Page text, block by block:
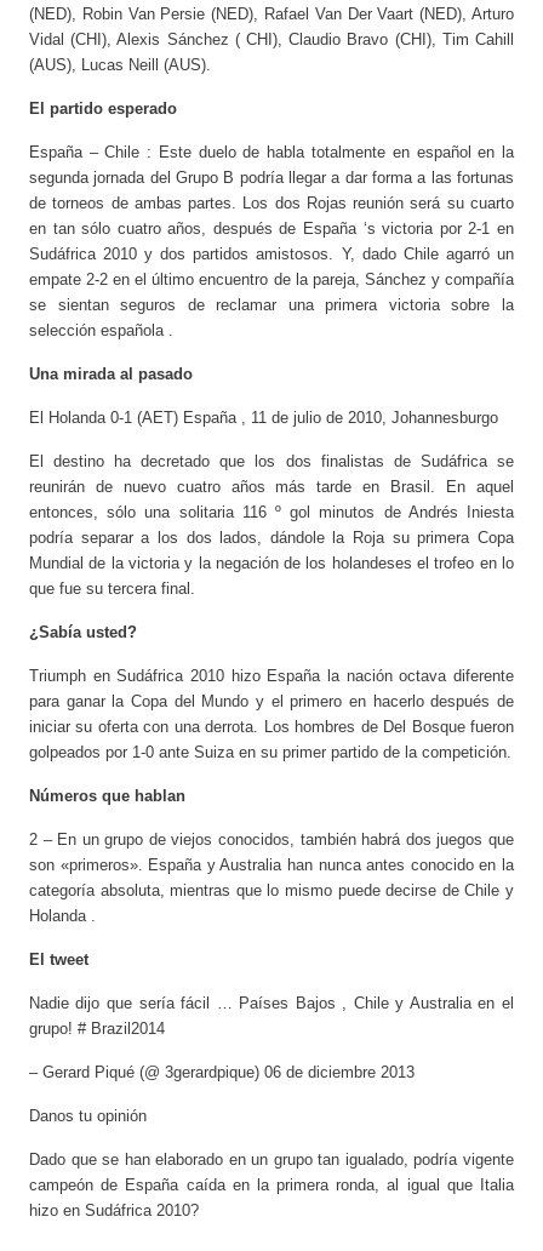
(NED), Robin Van Persie (NED), Rafael Van Der Vaart (NED), Arturo
Vidal (CHI), Alexis Sánchez ( CHI), Claudio Bravo (CHI), Tim Cahill
(AUS), Lucas Neill (AUS).
El partido esperado
España – Chile : Este duelo de habla totalmente en español en la
segunda jornada del Grupo B podría llegar a dar forma a las fortunas
de torneos de ambas partes. Los dos Rojas reunión será su cuarto
en tan sólo cuatro años, después de España ‘s victoria por 2-1 en
Sudáfrica 2010 y dos partidos amistosos. Y, dado Chile agarró un
empate 2-2 en el último encuentro de la pareja, Sánchez y compañía
se sientan seguros de reclamar una primera victoria sobre la
selección española .
Una mirada al pasado
El Holanda 0-1 (AET) España , 11 de julio de 2010, Johannesburgo
El destino ha decretado que los dos finalistas de Sudáfrica se
reunirán de nuevo cuatro años más tarde en Brasil. En aquel
entonces, sólo una solitaria 116 º gol minutos de Andrés Iniesta
podría separar a los dos lados, dándole la Roja su primera Copa
Mundial de la victoria y la negación de los holandeses el trofeo en lo
que fue su tercera final.
¿Sabía usted?
Triumph en Sudáfrica 2010 hizo España la nación octava diferente
para ganar la Copa del Mundo y el primero en hacerlo después de
iniciar su oferta con una derrota. Los hombres de Del Bosque fueron
golpeados por 1-0 ante Suiza en su primer partido de la competición.
Números que hablan
2 – En un grupo de viejos conocidos, también habrá dos juegos que
son «primeros». España y Australia han nunca antes conocido en la
categoría absoluta, mientras que lo mismo puede decirse de Chile y
Holanda .
El tweet
Nadie dijo que sería fácil … Países Bajos , Chile y Australia en el
grupo! # Brazil2014
– Gerard Piqué (@ 3gerardpique) 06 de diciembre 2013
Danos tu opinión
Dado que se han elaborado en un grupo tan igualado, podría vigente
campeón de España caída en la primera ronda, al igual que Italia
hizo en Sudáfrica 2010?